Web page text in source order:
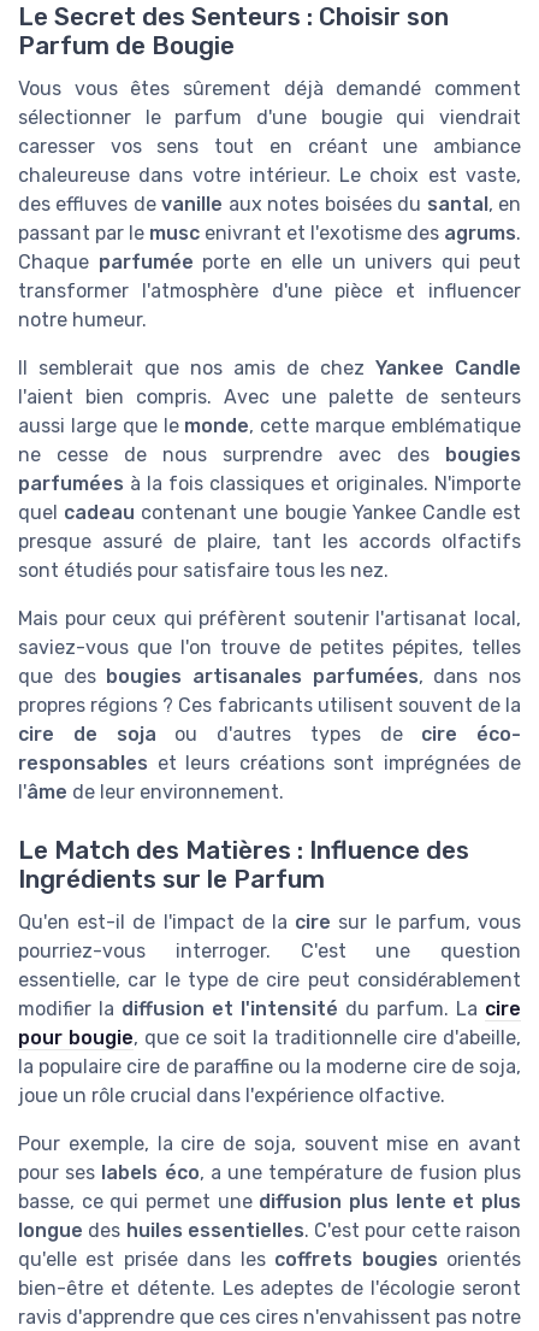
Le Secret des Senteurs : Choisir son
Parfum de Bougie
Vous vous êtes sûrement déjà demandé comment
sélectionner le parfum d'une bougie qui viendrait
caresser vos sens tout en créant une ambiance
chaleureuse dans votre intérieur. Le choix est vaste,
des effluves devanille aux notes boisées du santal, en
passant par le musc enivrant et l'exotisme des agrums.
Chaque parfumée porte en elle un univers qui peut
transformer l'atmosphère d'une pièce et influencer
notre humeur.
Il semblerait que nos amis de chez Yankee Candle
l'aient bien compris. Avec une palette de senteurs
aussi large que le monde, cette marque emblématique
ne cesse de nous surprendre avec des bougies
parfumées à la fois classiques et originales. N'importe
quel cadeau contenant une bougie Yankee Candle est
presque assuré de plaire, tant les accords olfactifs
sont étudiés pour satisfaire tous les nez.
Mais pour ceux qui préfèrent soutenir l'artisanat local,
saviez-vous que l'on trouve de petites pépites, telles
que des bougies artisanales parfumées, dans nos
propres régions ? Ces fabricants utilisent souvent de la
cire de soja ou d'autres types de cire éco-
responsables et leurs créations sont imprégnées de
l'âme de leur environnement.
Le Match des Matières : Influence des
Ingrédients sur le Parfum
Qu'en est-il de l'impact de la cire sur le parfum, vous
pourriez-vous interroger. C'est une question
essentielle, car le type de cire peut considérablement
modifier la diffusion et l'intensité du parfum. La cire
pour bougie, que ce soit la traditionnelle cire d'abeille,
la populaire cire de paraffine ou la moderne cire de soja,
joue un rôle crucial dans l'expérience olfactive.
Pour exemple, la cire de soja, souvent mise en avant
pour ses labels éco, a une température de fusion plus
basse, ce qui permet une diffusion plus lente et plus
longue des huiles essentielles. C'est pour cette raison
qu'elle est prisée dans les coffrets bougies orientés
bien-être et détente. Les adeptes de l'écologie seront
ravis d'apprendre que ces cires n'envahissent pas notre